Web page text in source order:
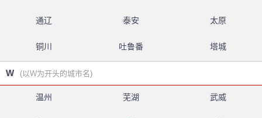
通辽 泰安 太原
铜川 吐鲁番 塔城
W (以W为开头的城市名)
温州 芜湖 武威